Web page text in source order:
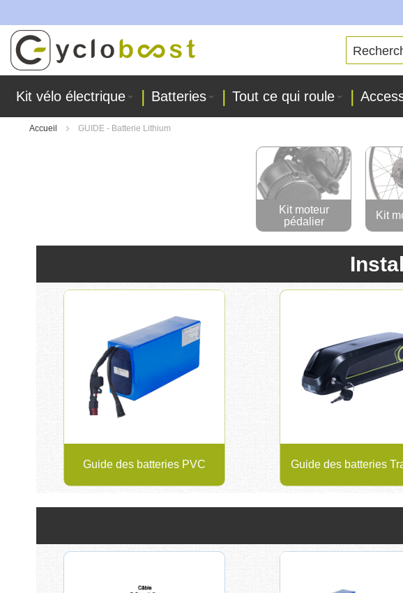
Allez
au
contenu
Kit vélo électrique Batteries Tout ce qui roule
Accueil GUIDE - Batterie Lithium
Kit moteur
pédalier
Kit
Guide des batteries PVC Guide des batteries